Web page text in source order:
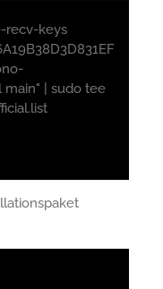
recv-keys
| sudo tee